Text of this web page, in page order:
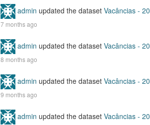
admin updated the dataset Vacâncias -
7 months ago
admin updated the dataset Vacâncias -
8 months ago
admin updated the dataset Vacâncias -
9 months ago
admin updated the dataset Vacâncias -